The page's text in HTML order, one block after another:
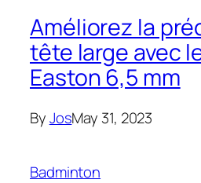
Améliorez la
tête large avec
Easton 6,5 mm
ByJosMay 31, 2023
Badminton